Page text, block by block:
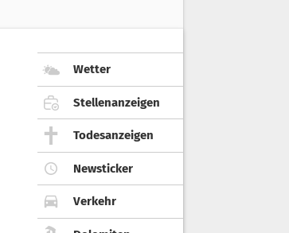
Wetter
Stellenanzeigen
Todesanzeigen
Newsticker
Verkehr